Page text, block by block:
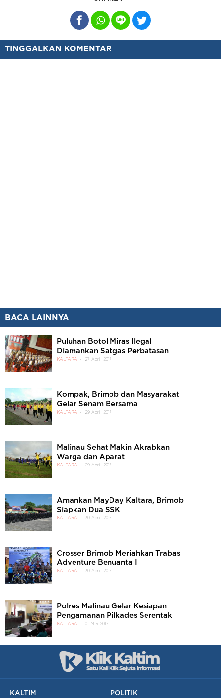
TINGGALKAN KOMENTAR
BACA LAINNYA
Puluhan Botol Miras Ilegal
Diamankan Satgas Perbatasan
KALTARA 27 April 2017
Kompak, Brimob dan Masyarakat
Gelar Senam Bersama
KALTARA 29 April 2017
Malinau Sehat Makin Akrabkan
Warga dan Aparat
KALTARA 29 April 2017
Amankan MayDay Kaltara, Brimob
Siapkan Dua SSK
KALTARA 30 April 2017
Crosser Brimob Meriahkan Trabas
Adventure Benuanta I
KALTARA 30 April 2017
Polres Malinau Gelar Kesiapan
Pengamanan Pilkades Serentak
KALTARA 01 Mei 2017
KALTIM POLITIK